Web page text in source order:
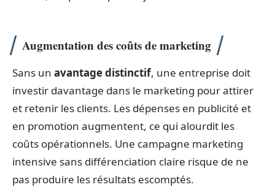
Augmentation des coûts de marketing
Sans un avantage distinctif, une entreprise doit
investir davantage dans le marketing pour attirer
et retenir les clients. Les dépenses en publicité et
en promotion augmentent, ce qui alourdit les
coûts opérationnels. Une campagne marketing
intensive sans différenciation claire risque de ne
pas produire les résultats escomptés.